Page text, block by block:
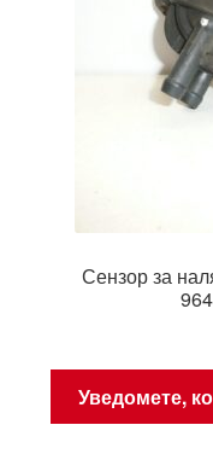
Сензор за
Уведомете,